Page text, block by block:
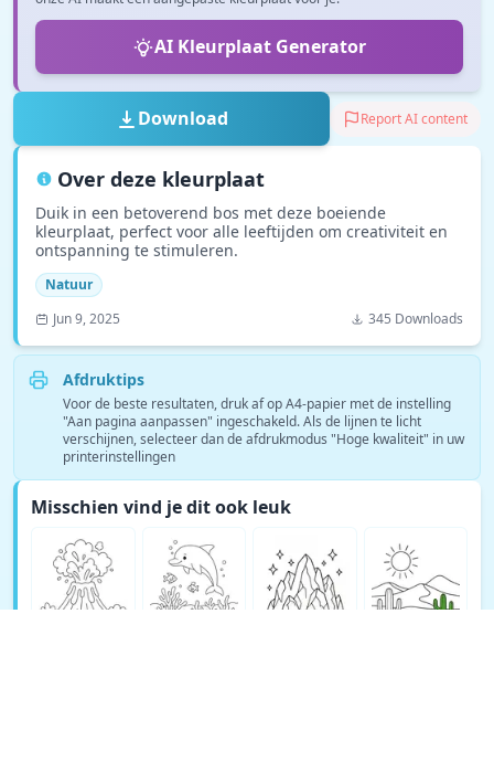
AI Kleurplaat Generator
Download Report AI content
Over deze kleurplaat
Duik in een betoverend bos met deze boeiende
kleurplaat, perfect voor alle leeftijden om creativiteit en
ontspanning te stimuleren.
Natuur
Jun 9, 2025
345 Downloads
Afdruktips
Voor de beste resultaten, druk af op A4-papier met de instelling
"Aan pagina aanpassen" ingeschakeld. Als de lijnen te licht
verschijnen, selecteer dan de afdrukmodus "Hoge kwaliteit" in uw
printerinstellingen
Misschien vind je dit ook leuk